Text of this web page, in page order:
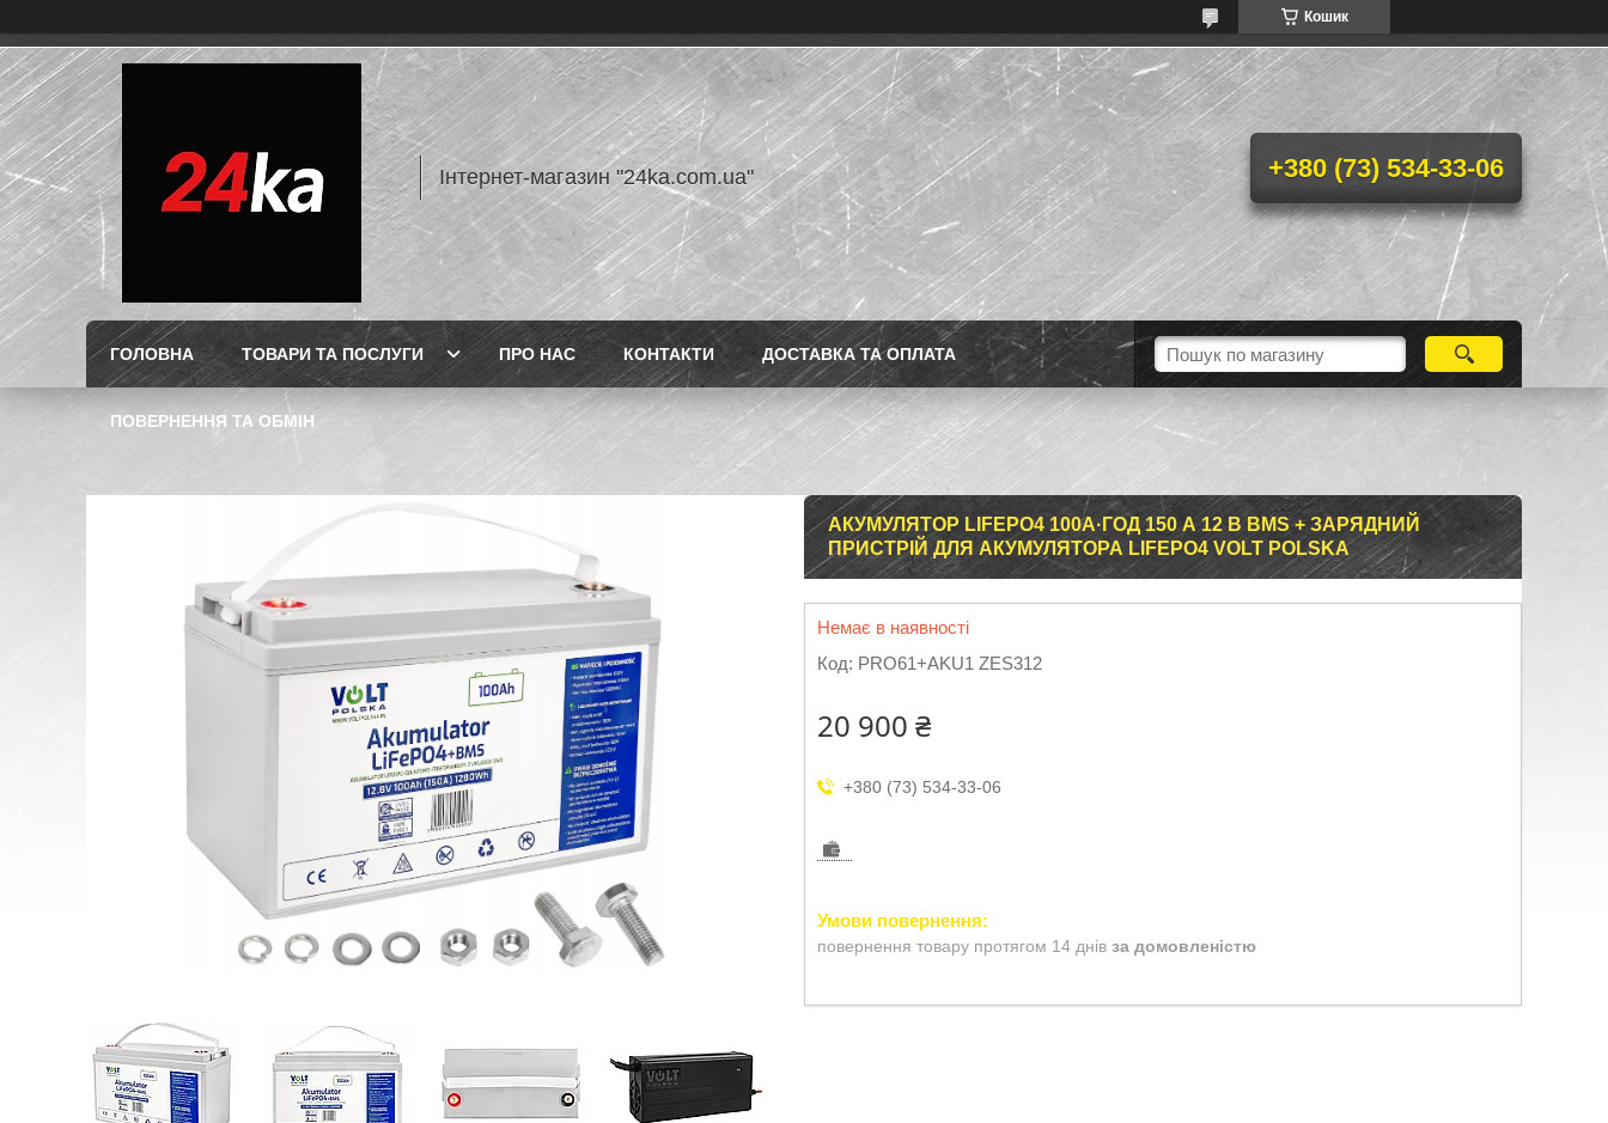
Кошик
Інтернет-магазин "24ka.com.ua" +380 (73) 534-33-06
ГОЛОВНА ТОВАРИ ТА ПОСЛУГИ ПРО НАС КОНТАКТИ ДОСТАВКА ТА ОПЛАТА
ПОВЕРНЕННЯ ТА ОБМІН
АКУМУЛЯТОР LIFEPO4 100А·ГОД 150 А 12 В BMS + ЗАРЯДНИЙ
ПРИСТРІЙ ДЛЯ АКУМУЛЯТОРА LIFEPO4 VOLT POLSKA
Немає в наявності
Код: PRO61+AKU1 ZES312
20 900 ₴
+380 (73) 534-33-06
повернення товару протягом 14 днів за домовленістю